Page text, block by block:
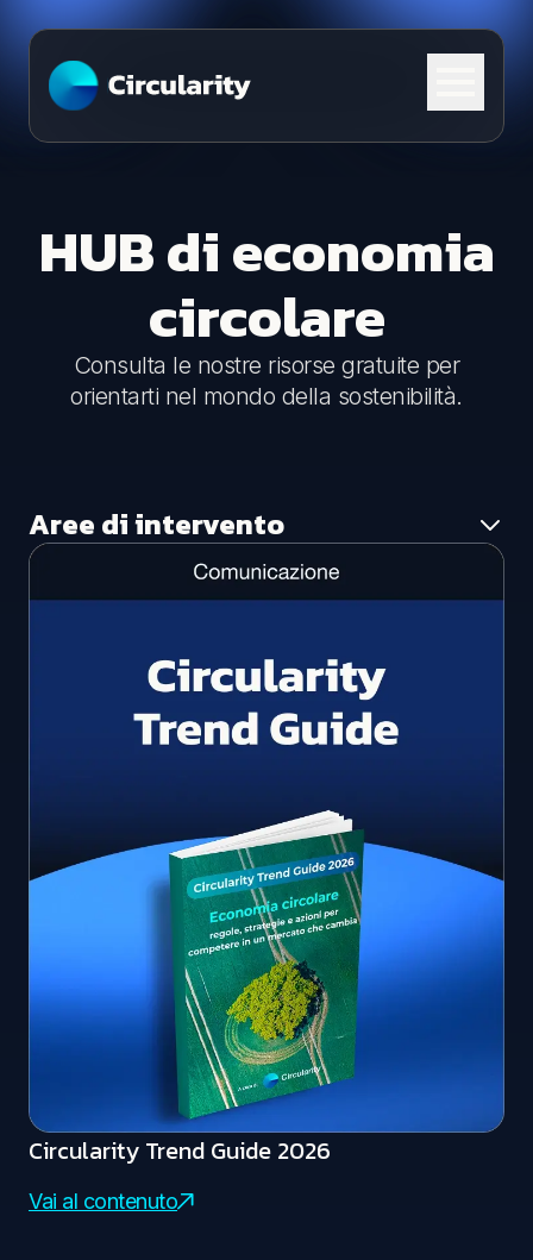
Skip to content
HUB di economia
circolare
Consulta le nostre risorse gratuite per
orientarti nel mondo della sostenibilità.
Aree di intervento
Tutte le aree
Comunicazione
Circularity Trend Guide 2026
Vai al contenuto